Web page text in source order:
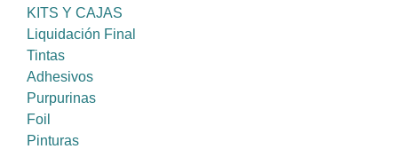
KITS Y CAJAS
Liquidación Final
Tintas
Adhesivos
Purpurinas
Foil
Pinturas